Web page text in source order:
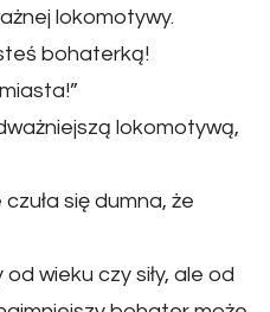
lokomotywy.
bohaterką!
lokomotywą,
się dumna, że
wieku czy siły, ale od